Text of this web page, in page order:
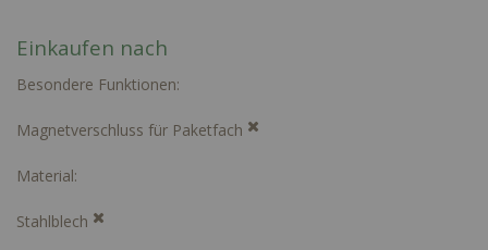
Einkaufen nach
Besondere Funktionen
Magnetverschluss für Paketfach
Material
Stahlblech